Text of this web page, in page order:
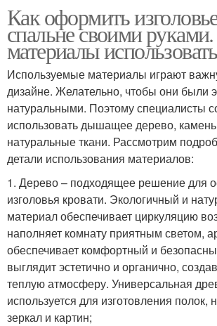
Как оформить
спальне своими
материалы использовать
Используемые материалы играют
дизайне. Желательно, чтобы они были
натуральными. Поэтому специалисты
использовать дышащее дерево,
натуральные ткани. Рассмотрим
детали использования материалов:
1. Дерево – подходящее решение для
изголовья кровати. Экологичный и
материал обеспечивает циркуляцию
наполняет комнату приятным светом,
обеспечивает комфортный и
выглядит эстетично и органично,
теплую атмосферу. Универсальная
используется для изготовления
зеркал и картин;